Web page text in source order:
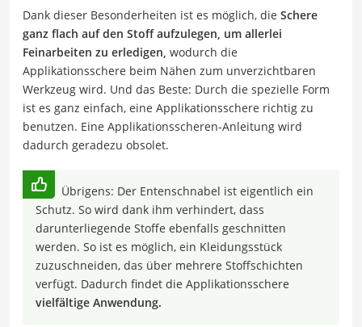
Dank dieser Besonderheiten ist es möglich, die Schere
ganz flach auf den Stoff aufzulegen, um allerlei
Feinarbeiten zu erledigen, wodurch die
Applikationsschere beim Nähen zum unverzichtbaren
Werkzeug wird. Und das Beste: Durch die spezielle Form
ist es ganz einfach, eine Applikationsschere richtig zu
benutzen. Eine Applikationsscheren-Anleitung wird
dadurch geradezu obsolet.
Übrigens: Der Entenschnabel ist eigentlich ein
Schutz. So wird dank ihm verhindert, dass
darunterliegende Stoffe ebenfalls geschnitten
werden. So ist es möglich, ein Kleidungsstück
zuzuschneiden, das über mehrere Stoffschichten
verfügt. Dadurch findet die Applikationsschere
vielfältige Anwendung.